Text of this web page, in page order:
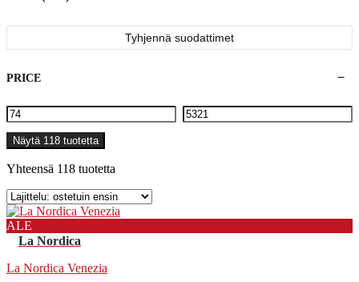
Tyhjennä suodattimet
PRICE
Näytä 118 tuotetta
Yhteensä 118 tuotetta
ALE
La Nordica
La Nordica Venezia